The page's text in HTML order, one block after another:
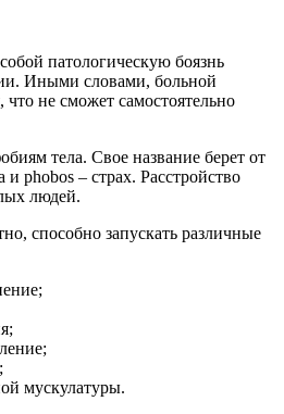
патологическую боязнь
Иными словами, больной
что не сможет самостоятельно
тела. Свое название берет от
phobos – страх. Расстройство
людей.
способно запускать различные
мускулатуры.